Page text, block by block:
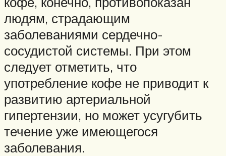
людям, страдающим
заболеваниями сердечно-
сосудистой системы. При этом
следует отметить, что
употребление кофе не приводит к
развитию артериальной
гипертензии, но может усугубить
течение уже имеющегося
заболевания.